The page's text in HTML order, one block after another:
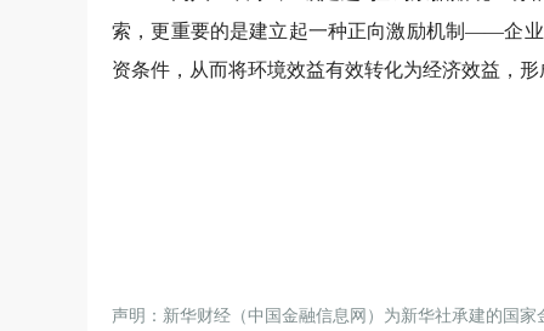
索，更重要的是建立起一种正向激励机制——企
资条件，从而将环境效益有效转化为经济效益，
声明：新华财经（中国金融信息网）为新华社承建的国